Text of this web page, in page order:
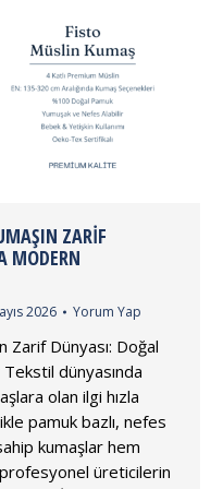
ZARIF
MODERN
2026 Yorum Yap
Zarif Dünyası: Doğal
dünyasında
olan ilgi hızla
pamuk bazlı, nefes
kumaşlar hem
profesyonel üreticilerin